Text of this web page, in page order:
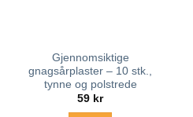
Gjennomsiktige
gnagsårplaster – 10 stk.,
tynne og polstrede
59 kr